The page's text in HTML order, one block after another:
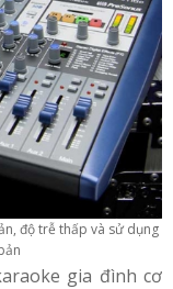
độ trễ thấp và sử dụng
gia đình cơ